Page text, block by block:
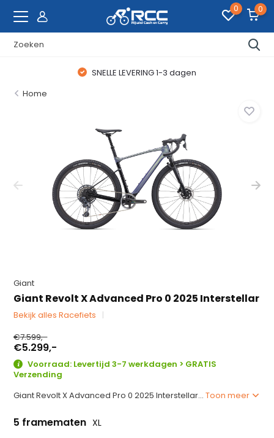
0 0
SNELLE LEVERING 1-3 dagen
Home
Giant
Giant Revolt X Advanced Pro 0 2025 Interstellar
Bekijk alles Racefiets
€7.599,-
€5.299,-
Voorraad: Levertijd 3-7 werkdagen > GRATIS
Verzending
Giant Revolt X Advanced Pro 0 2025 Interstellar...Toon meer
5 framematen XL